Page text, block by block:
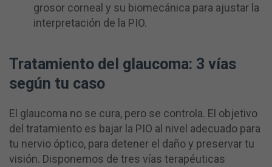
grosor corneal y su biomecánica para ajustar la
interpretación de la PIO.
Tratamiento del glaucoma: 3 vías
según tu caso
El glaucoma no se cura, pero se controla. El objetivo
del tratamiento es bajar la PIO al nivel adecuado para
tu nervio óptico, para detener el daño y preservar tu
visión. Disponemos de tres vías terapéuticas